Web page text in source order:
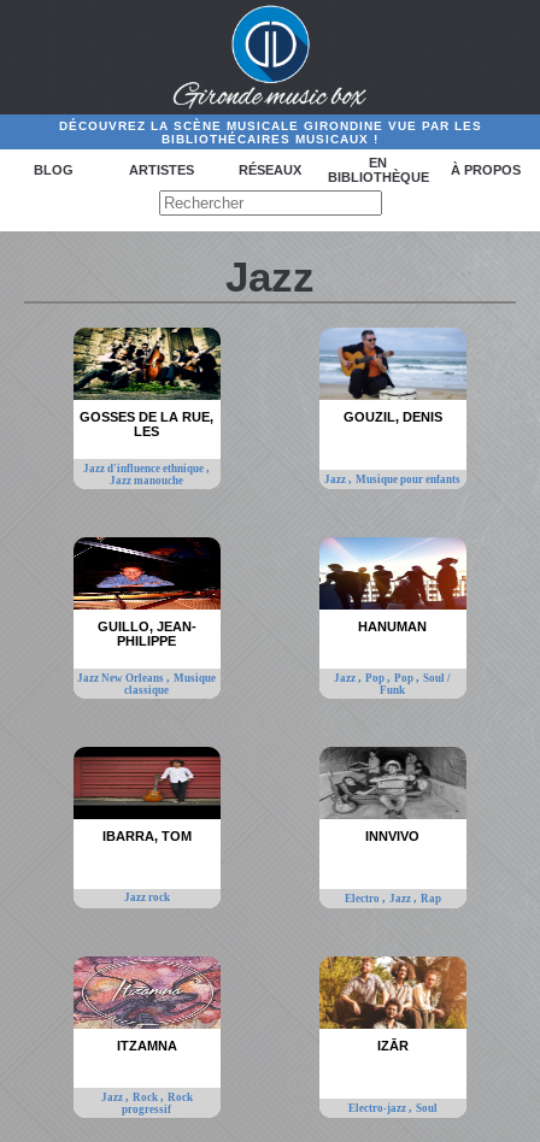
DÉCOUVREZ LA SCÈNE MUSICALE GIRONDINE VUE PAR LES
BIBLIOTHÉCAIRES MUSICAUX !
BLOG ARTISTES RÉSEAUX
EN
BIBLIOTHÈQUE
À PROPOS
Jazz
GOSSES DE LA RUE,
LES
Jazz d'influence ethnique,
Jazz manouche
GOUZIL, DENIS
Jazz,Musique pour enfants
GUILLO, JEAN-
PHILIPPE
Jazz New Orleans,Musique
classique
HANUMAN
Jazz,Pop,Pop,Soul /
Funk
IBARRA, TOM
Jazz rock
INNVIVO
Electro , Jazz , Rap
ITZAMNA
Jazz , Rock , Rock
progressif
IZĀR
Electro-jazz , Soul